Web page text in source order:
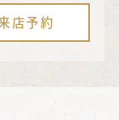
店予約